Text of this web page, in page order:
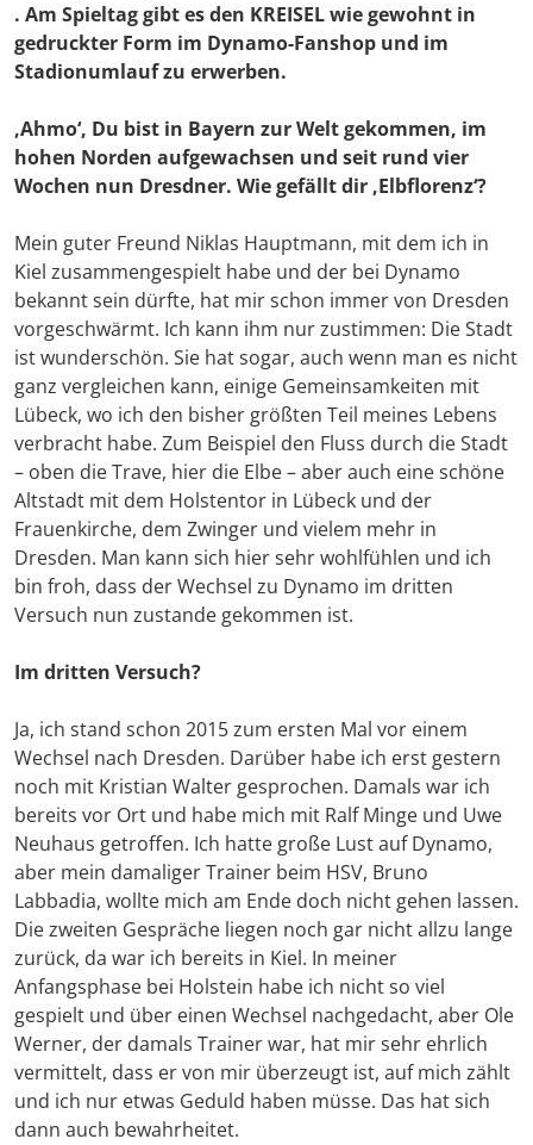
. Am Spieltag gibt es den KREISEL wie gewohnt in
gedruckter Form im Dynamo-Fanshop und im
Stadionumlauf zu erwerben.
‚Ahmo‘, Du bist in Bayern zur Welt gekommen, im
hohen Norden aufgewachsen und seit rund vier
Wochen nun Dresdner. Wie gefällt dir ‚Elbflorenz‘?
Mein guter Freund Niklas Hauptmann, mit dem ich in
Kiel zusammengespielt habe und der bei Dynamo
bekannt sein dürfte, hat mir schon immer von Dresden
vorgeschwärmt. Ich kann ihm nur zustimmen: Die Stadt
ist wunderschön. Sie hat sogar, auch wenn man es nicht
ganz vergleichen kann, einige Gemeinsamkeiten mit
Lübeck, wo ich den bisher größten Teil meines Lebens
verbracht habe. Zum Beispiel den Fluss durch die Stadt
– oben die Trave, hier die Elbe – aber auch eine schöne
Altstadt mit dem Holstentor in Lübeck und der
Frauenkirche, dem Zwinger und vielem mehr in
Dresden. Man kann sich hier sehr wohlfühlen und ich
bin froh, dass der Wechsel zu Dynamo im dritten
Versuch nun zustande gekommen ist.
Im dritten Versuch?
Ja, ich stand schon 2015 zum ersten Mal vor einem
Wechsel nach Dresden. Darüber habe ich erst gestern
noch mit Kristian Walter gesprochen. Damals war ich
bereits vor Ort und habe mich mit Ralf Minge und Uwe
Neuhaus getroffen. Ich hatte große Lust auf Dynamo,
aber mein damaliger Trainer beim HSV, Bruno
Labbadia, wollte mich am Ende doch nicht gehen lassen.
Die zweiten Gespräche liegen noch gar nicht allzu lange
zurück, da war ich bereits in Kiel. In meiner
Anfangsphase bei Holstein habe ich nicht so viel
gespielt und über einen Wechsel nachgedacht, aber Ole
Werner, der damals Trainer war, hat mir sehr ehrlich
vermittelt, dass er von mir überzeugt ist, auf mich zählt
und ich nur etwas Geduld haben müsse. Das hat sich
dann auch bewahrheitet.